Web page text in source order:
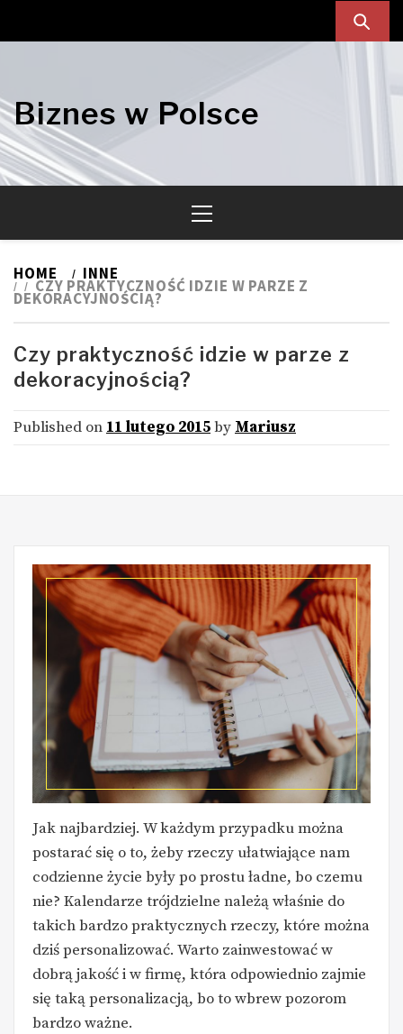
Biznes w Polsce
Menu
HOME INNE
CZY PRAKTYCZNOŚĆ IDZIE W PARZE Z
DEKORACYJNOŚCIĄ?
Czy praktyczność idzie w parze z
dekoracyjnością?
Published on 11 lutego 2015by Mariusz
Jak najbardziej. W każdym przypadku można
postarać się o to, żeby rzeczy ułatwiające nam
codzienne życie były po prostu ładne, bo czemu
nie? Kalendarze trójdzielne należą właśnie do
takich bardzo praktycznych rzeczy, które można
dziś personalizować. Warto zainwestować w
dobrą jakość i w firmę, która odpowiednio zajmie
się taką personalizacją, bo to wbrew pozorom
bardzo ważne.